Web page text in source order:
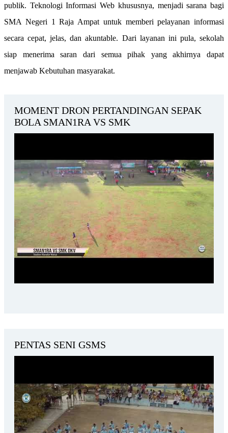
publik. Teknologi Informasi Web khususnya, menjadi sarana bagi
SMA Negeri 1 Raja Ampat untuk memberi pelayanan informasi
secara cepat, jelas, dan akuntable. Dari layanan ini pula, sekolah
siap menerima saran dari semua pihak yang akhirnya dapat
menjawab Kebutuhan masyarakat.
MOMENT DRON PERTANDINGAN SEPAK
BOLA SMAN1RA VS SMK
PENTAS SENI GSMS